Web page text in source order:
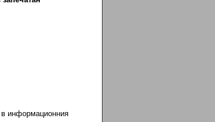
информационния